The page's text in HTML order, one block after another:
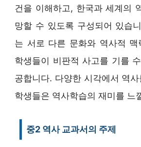
건을 이해하고, 한국과 세계의
망할 수 있도록 구성되어 있습
는 서로 다른 문화와 역사적 맥
학생들이 비판적 사고를 기를
공합니다. 다양한 시각에서 역
학생들은 역사학습의 재미를 느
중2 역사 교과서의 주제